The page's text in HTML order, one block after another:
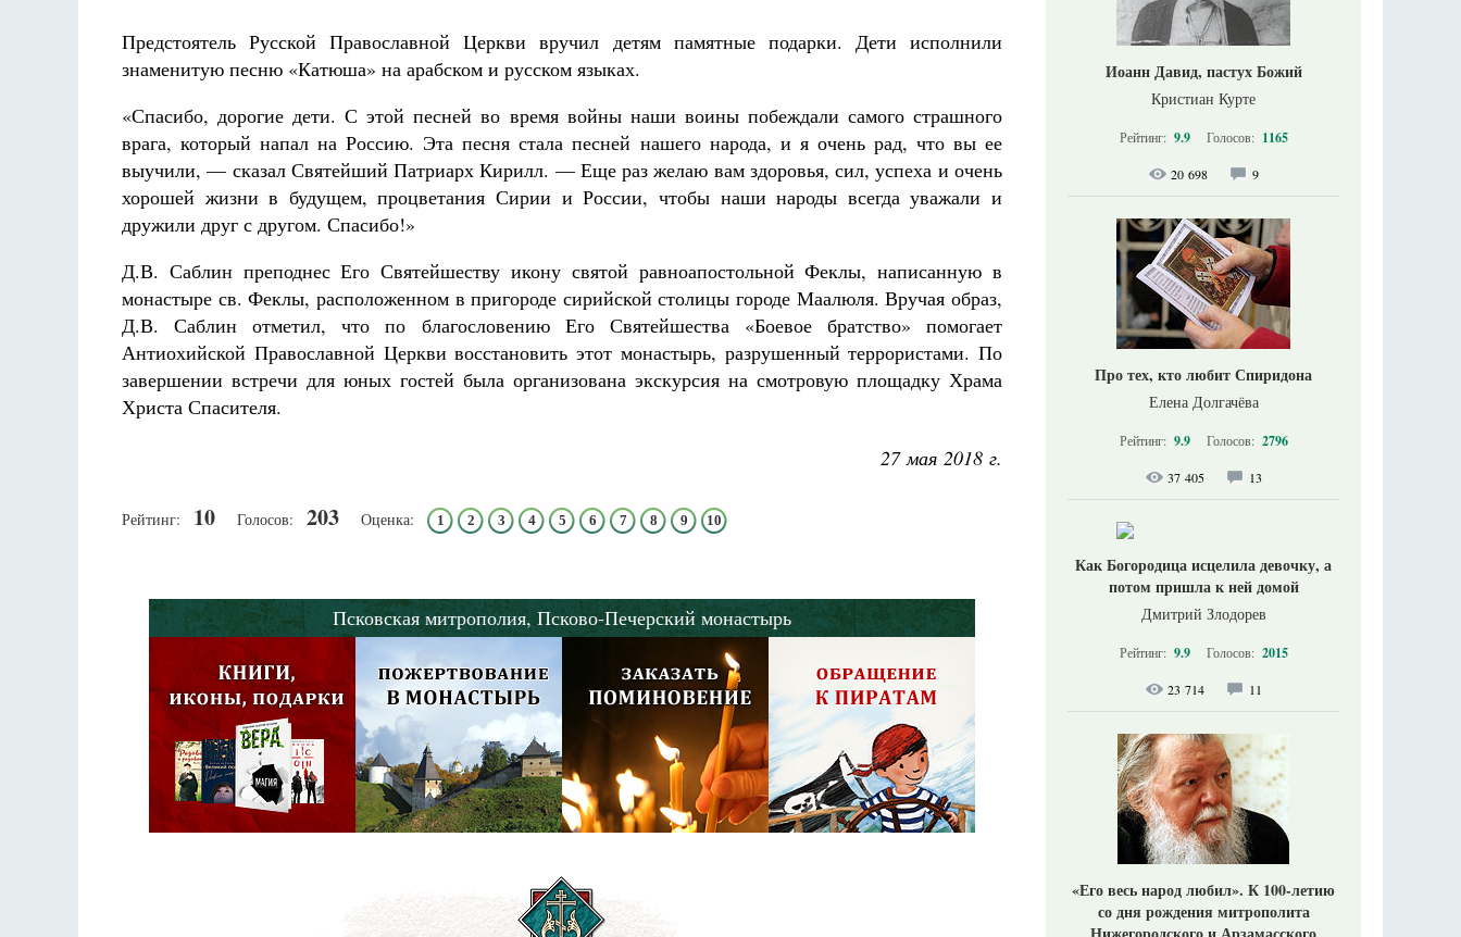
Предстоятель Русской Православной Церкви вручил детям памятные подарки. Дети исполнили
знаменитую песню «Катюша» на арабском и русском языках.
«Спасибо, дорогие дети. С этой песней во время войны наши воины побеждали самого страшного
врага, который напал на Россию. Эта песня стала песней нашего народа, и я очень рад, что вы ее
выучили, — сказал Святейший Патриарх Кирилл. — Еще раз желаю вам здоровья, сил, успеха и очень
хорошей жизни в будущем, процветания Сирии и России, чтобы наши народы всегда уважали и
дружили друг с другом. Спасибо!»
Д.В. Саблин преподнес Его Святейшеству икону святой равноапостольной Феклы, написанную в
монастыре св. Феклы, расположенном в пригороде сирийской столицы городе Маалюля. Вручая образ,
Д.В. Саблин отметил, что по благословению Его Святейшества «Боевое братство» помогает
Антиохийской Православной Церкви восстановить этот монастырь, разрушенный террористами. По
завершении встречи для юных гостей была организована экскурсия на смотровую площадку Храма
Христа Спасителя.
27 мая 2018 г.
Рейтинг: 10 Голосов: 203 Оценка: 1 2 3 4 5 6 7 8 9 10
Псковская митрополия, Псково-Печерский монастырь
Иоанн Давид, пастух Божий
Кристиан Курте
Рейтинг: 9.9 Голосов: 1165
20 698 9
Про тех, кто любит Спиридона
Елена Долгачёва
Рейтинг: 9.9 Голосов: 2796
37 405 13
Как Богородица исцелила девочку, а
потом пришла к ней домой
Дмитрий Злодорев
Рейтинг: 9.9 Голосов: 2015
23 714 11
«Его весь народ любил». К 100-летию
со дня рождения митрополита